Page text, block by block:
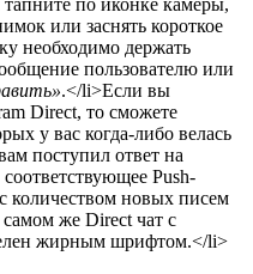
или заснять короткое
необходимо держать
пользователю или
.</li>Если вы
Direct, то сможете
у вас когда-либо велась
поступил ответ на
Push-
количеством новых писем
же Direct чат с
жирным шрифтом.</li>